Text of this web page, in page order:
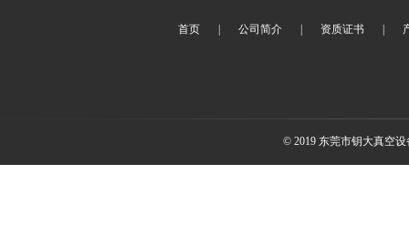
首页 公司简介 资质证书
© 2019 东莞市钥大真空